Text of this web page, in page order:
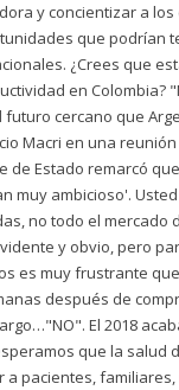
y concientizar a
que podrían
¿Crees que
en Colombia?
cercano que
Macri en una
de Estado remarcó
muy ambicioso'.
no todo el mercado
y obvio, pero
es muy frustrante
después de
El 2018
que la salud
a pacientes, familiares,